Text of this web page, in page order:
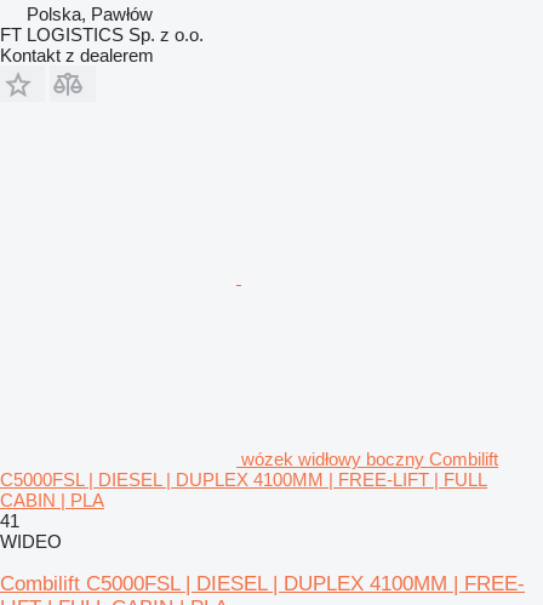
Polska, Pawłów
FT LOGISTICS Sp. z o.o.
Kontakt z dealerem
wózek widłowy boczny Combilift
C5000FSL | DIESEL | DUPLEX 4100MM | FREE-LIFT | FULL
CABIN | PLA
41
WIDEO
Combilift C5000FSL | DIESEL | DUPLEX 4100MM | FREE-